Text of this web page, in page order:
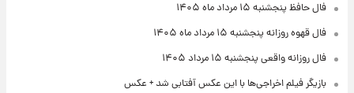
فال حافظ پنجشنبه ۱۵ مرداد ماه ۱۴۰۵
فال قهوه روزانه پنجشنبه ۱۵ مرداد ماه ۱۴۰۵
فال روزانه واقعی پنجشنبه ۱۵ مرداد ۱۴۰۵
بازیگر فیلم اخراجی‌ها با این عکس آفتابی شد + عکس